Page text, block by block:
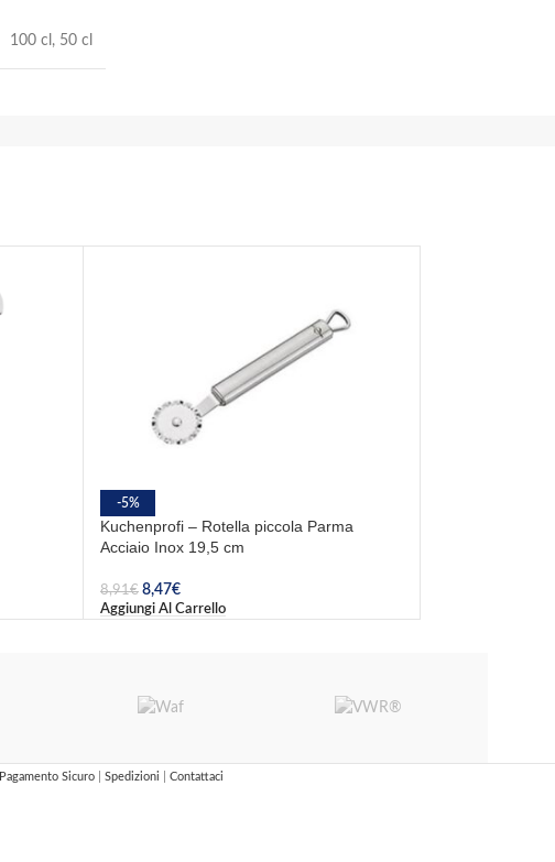
100 cl , 50 cl
-5%
Kuchenprofi – Rotella piccola Parma
Acciaio Inox 19,5 cm
8,91€ 8,47€
Aggiungi Al Carrello
Pagamento Sicuro Spedizioni Contattaci